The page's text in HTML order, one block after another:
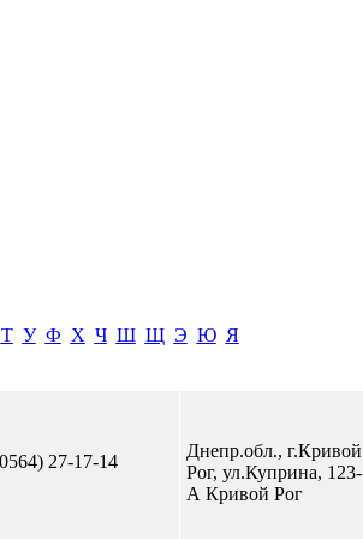
Т У Ф Х Ч Ш Щ Э Ю Я
27-17-14
Днепр.обл., г.Кривой
Рог, ул.Куприна, 123-
А Кривой Рог